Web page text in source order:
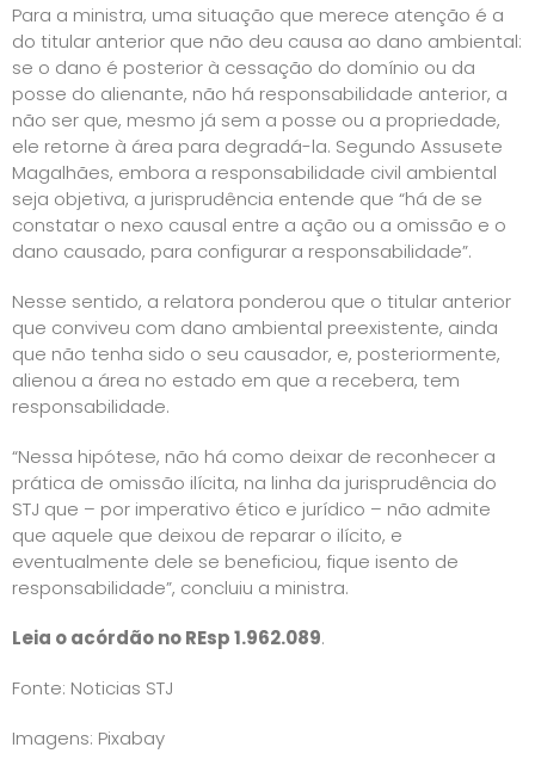
Para a ministra, uma situação que merece atenção é a
do titular anterior que não deu causa ao dano ambiental:
se o dano é posterior à cessação do domínio ou da
posse do alienante, não há responsabilidade anterior, a
não ser que, mesmo já sem a posse ou a propriedade,
ele retorne à área para degradá-la. Segundo Assusete
Magalhães, embora a responsabilidade civil ambiental
seja objetiva, a jurisprudência entende que “há de se
constatar o nexo causal entre a ação ou a omissão e o
dano causado, para configurar a responsabilidade”.
Nesse sentido, a relatora ponderou que o titular anterior
que conviveu com dano ambiental preexistente, ainda
que não tenha sido o seu causador, e, posteriormente,
alienou a área no estado em que a recebera, tem
responsabilidade.
“Nessa hipótese, não há como deixar de reconhecer a
prática de omissão ilícita, na linha da jurisprudência do
STJ que – por imperativo ético e jurídico – não admite
que aquele que deixou de reparar o ilícito, e
eventualmente dele se beneficiou, fique isento de
responsabilidade”, concluiu a ministra.
Leia o acórdão no REsp 1.962.089.
Fonte: Noticias STJ
Imagens: Pixabay